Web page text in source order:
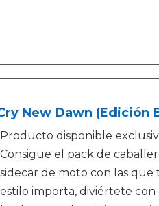
New Dawn (Edición
Producto disponible
Consigue el pack de
sidecar de moto con las
estilo importa, diviértete